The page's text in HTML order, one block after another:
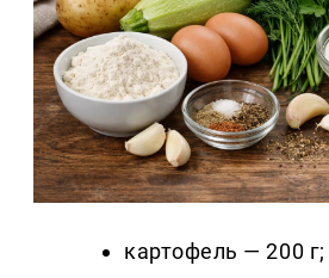
картофель — 200 г;